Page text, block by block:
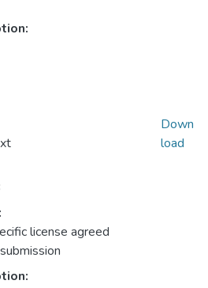
license agreed
Down
load